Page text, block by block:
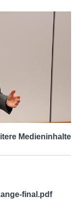
Medieninhalte
final.pdf